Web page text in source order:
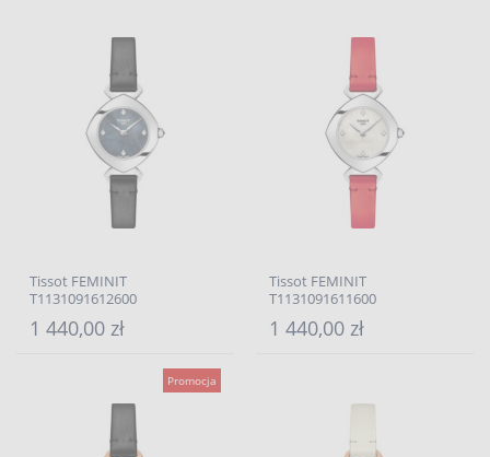
Tissot FEMINIT
T1131091612600
1 440,00 zł
Tissot FEMINIT
T1131091611600
1 440,00 zł
Promocja